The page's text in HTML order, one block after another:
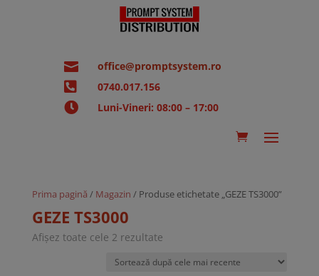
 office@promptsystem.ro
 0740.017.156
 Luni-Vineri: 08:00 – 17:00
Prima pagină / Magazin / Produse etichetate „GEZE TS3000”
GEZE TS3000
Afișez toate cele 2 rezultateSortat
cele
mai